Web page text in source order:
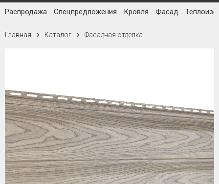
Распродажа Спецпредложения Кровля Фасад
Главная Каталог Фасадная отделка